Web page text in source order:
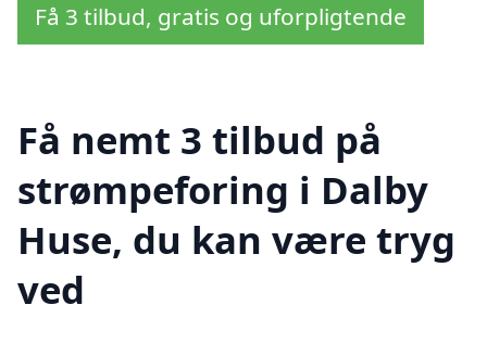
Få 3 tilbud, gratis og uforpligtende
Få nemt 3 tilbud på
strømpeforing i Dalby
Huse, du kan være tryg
ved